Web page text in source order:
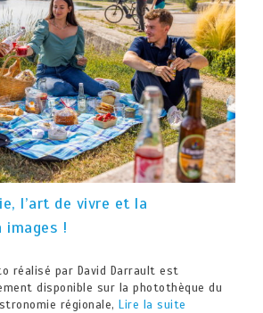
l’art de vivre et la
images !
réalisé par David Darrault est
disponible sur la photothèque du
régionale,Lire la suite